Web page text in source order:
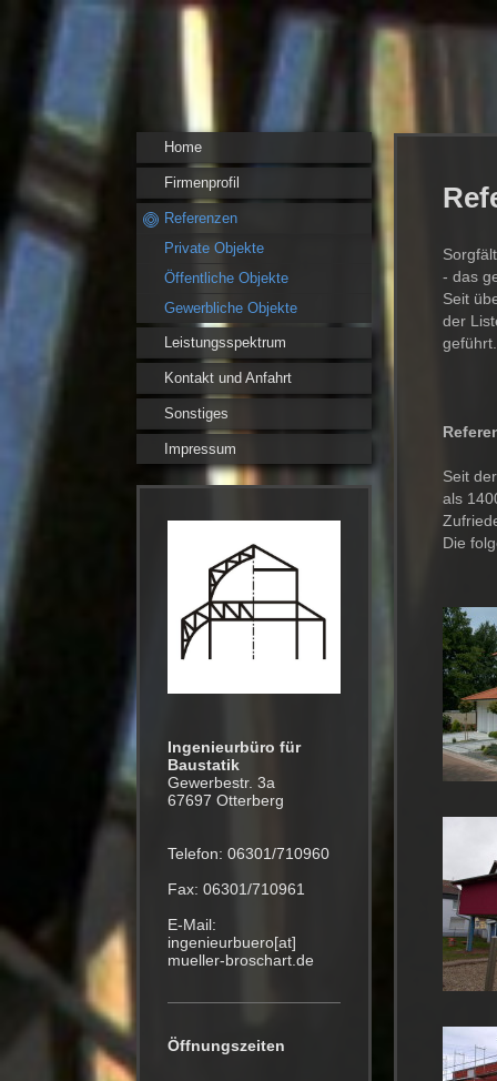
Home
Firmenprofil
Referenzen
Private Objekte
Öffentliche Objekte
Gewerbliche Objekte
Leistungsspektrum
Kontakt und Anfahrt
Sonstiges
Impressum
Ingenieurbüro für
Baustatik
Gewerbestr. 3a
67697 Otterberg
Telefon: 06301/710960
Fax: 06301/710961
E-Mail:
ingenieurbuero[at]
mueller-broschart.de
Öffnungszeiten
- das
Seit
der
geführt.
Seit
als
Die